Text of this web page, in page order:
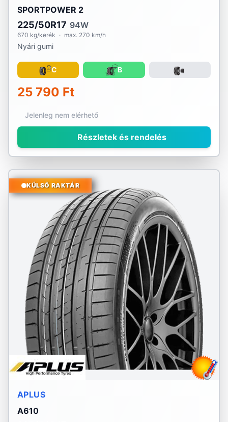
SPORTPOWER 2
225/50R17 94W
670 kg/kerék · max. 270 km/h
Nyári gumi
C B
25 790 Ft
Jelenleg nem elérhető
Részletek és rendelés
KÜLSŐ RAKTÁR
APLUS
A610